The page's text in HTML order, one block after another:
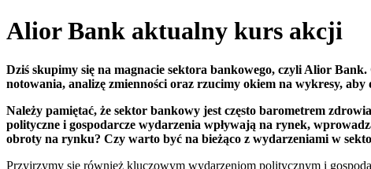
Alior Bank aktualny kurs akcji
Dziś skupimy się na magnacie sektora bankowego, czyli Alior
notowania, analizę zmienności oraz rzucimy okiem na wykresy,
Należy pamiętać, że sektor bankowy jest często barometrem
polityczne i gospodarcze wydarzenia wpływają na rynek,
obroty na rynku? Czy warto być na bieżąco z wydarzeniami w
Przyjrzymy się również kluczowym wydarzeniom politycznym i